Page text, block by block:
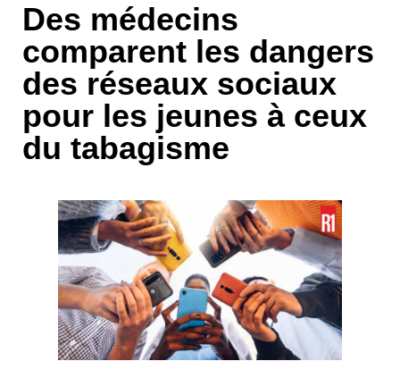
Des médecins
comparent les dangers
des réseaux sociaux
pour les jeunes à ceux
du tabagisme